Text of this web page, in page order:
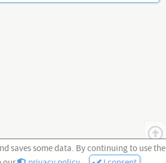
saves some data. By continuing to use the